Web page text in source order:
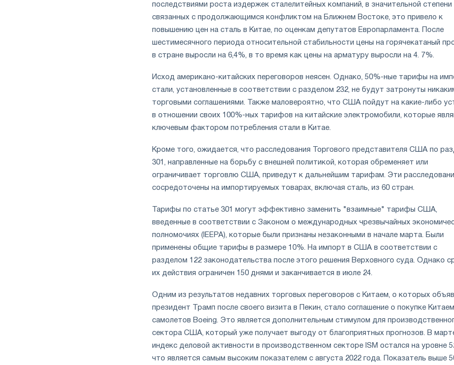
последствиями роста издержек сталелитейных компаний, в значительной степени
связанных с продолжающимся конфликтом на Ближнем Востоке, это привело к
повышению цен на сталь в Китае, по оценкам депутатов Европарламента. После
шестимесячного периода относительной стабильности цены на горячекатаный
в стране выросли на 6,4%, в то время как цены на арматуру выросли на 4. 7%.
Исход американо-китайских переговоров неясен. Однако, 50%-ные тарифы на
стали, установленные в соответствии с разделом 232, не будут затронуты
торговыми соглашениями. Также маловероятно, что США пойдут на какие-либо
в отношении своих 100%-ных тарифов на китайские электромобили, которые
ключевым фактором потребления стали в Китае.
Кроме того, ожидается, что расследования Торгового представителя США по
301, направленные на борьбу с внешней политикой, которая обременяет или
ограничивает торговлю США, приведут к дальнейшим тарифам. Эти
сосредоточены на импортируемых товарах, включая сталь, из 60 стран.
Тарифы по статье 301 могут эффективно заменить "взаимные" тарифы США,
введенные в соответствии с Законом о международных чрезвычайных
полномочиях (IEEPA), которые были признаны незаконными в начале марта. Были
применены общие тарифы в размере 10%. На импорт в США в соответствии с
разделом 122 законодательства после этого решения Верховного суда. Однако
их действия ограничен 150 днями и заканчивается в июле 24.
Одним из результатов недавних торговых переговоров с Китаем, о которых
президент Трамп после своего визита в Пекин, стало соглашение о покупке
самолетов Boeing. Это является дополнительным стимулом для
сектора США, который уже получает выгоду от благоприятных прогнозов. В
индекс деловой активности в производственном секторе ISM остался на уровне
что является самым высоким показателем с августа 2022 года. Показатель выше